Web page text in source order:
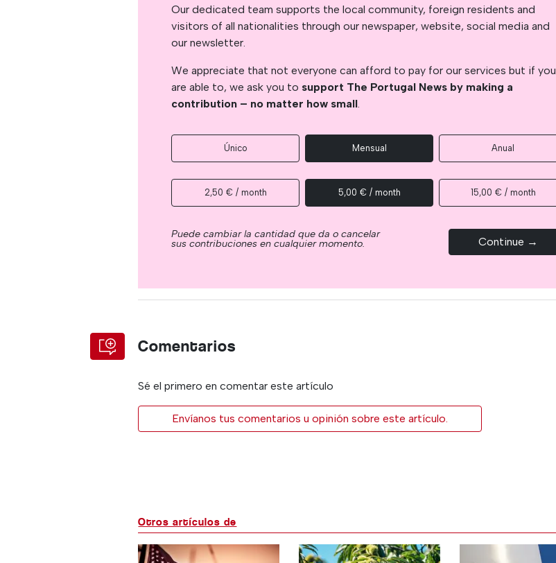
Our dedicated team supports the local community, foreign residents and
visitors of all nationalities through our newspaper, website, social media and
our newsletter.
We appreciate that not everyone can afford to pay for our services but if you
are able to, we ask you to support The Portugal News by making a
contribution – no matter how small
Único Mensual Anual
2,50 € / month 5,00 € / month 15,00 € / month
Puede cambiar la cantidad que da o cancelar
sus contribuciones en cualquier momento. Continue →
Comentarios
Sé el primero en comentar este artículo
Envíanos tus comentarios u opinión sobre este artículo.
Otros artículos de